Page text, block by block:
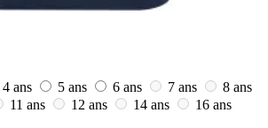
4 ans 5 ans 6 ans 7 ans
8 ans
11 ans 12 ans 14 ans
16 ans